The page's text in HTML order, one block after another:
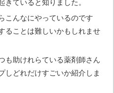
きていると知りました。
こんなにやっているのです
ることは難しいかもしれませ
も助けれらている薬剤師さん
しどれだけすごいか紹介しま